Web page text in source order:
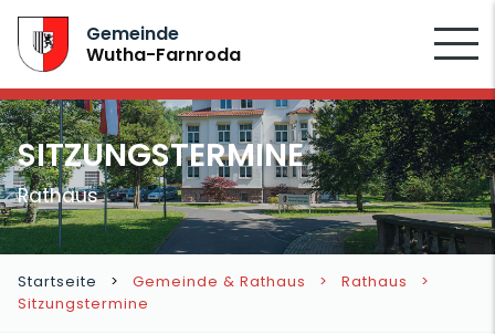
Gemeinde
Wutha-Farnroda
SITZUNGSTERMINE
Rathaus
Startseite Gemeinde & Rathaus
Rathaus
Sitzungstermine